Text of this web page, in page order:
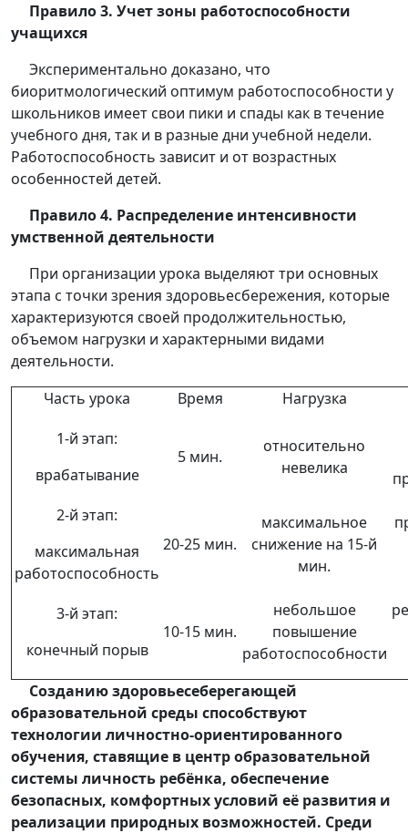
Правило 3. Учет зоны работоспособности
учащихся
Экспериментально доказано, что
биоритмологический оптимум работоспособности у
школьников имеет свои пики и спады как в течение
учебного дня, так и в разные дни учебной недели.
Работоспособность зависит и от возрастных
особенностей детей.
Правило 4. Распределение интенсивности
умственной деятельности
При организации урока выделяют три основных
этапа с точки зрения здоровьесбережения, которые
характеризуются своей продолжительностью,
объемом нагрузки и характерными видами
деятельности.
Часть урока
Время
Нагрузка
1-й этап:
врабатывание
5 мин.
относительно
невелика
2-й этап:
максимальная
работоспособность
20-25 мин.
максимальное
снижение на 15-й
мин.
3-й этап:
конечный порыв
10-15 мин.
небольшое
повышение
работоспособности
Созданию здоровьесеберегающей
образовательной среды способствуют
технологии личностно-ориентированного
обучения, ставящие в центр образовательной
системы личность ребёнка, обеспечение
безопасных, комфортных условий её развития и
реализации природных возможностей. Среди